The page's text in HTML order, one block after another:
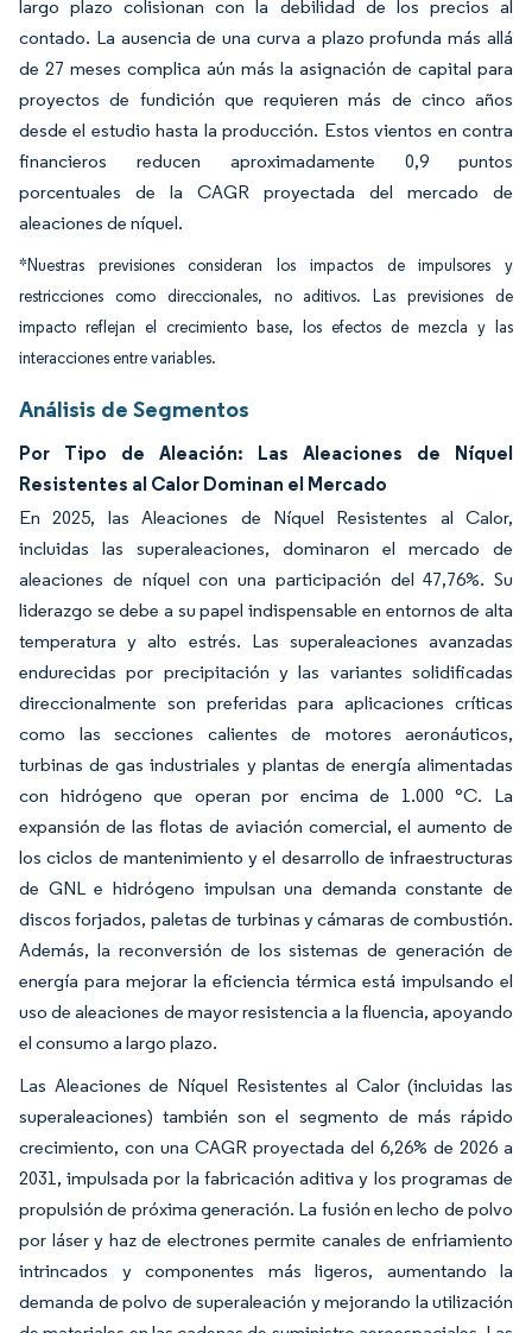
largo plazo colisionan con la debilidad de los precios al
contado. La ausencia de una curva a plazo profunda más allá
de 27 meses complica aún más la asignación de capital para
proyectos de fundición que requieren más de cinco años
desde el estudio hasta la producción. Estos vientos en contra
financieros reducen aproximadamente 0,9 puntos
porcentuales de la CAGR proyectada del mercado de
aleaciones de níquel.
*Nuestras previsiones consideran los impactos de impulsores y
restricciones como direccionales, no aditivos. Las previsiones de
impacto reflejan el crecimiento base, los efectos de mezcla y las
interacciones entre variables.
Análisis de Segmentos
Por Tipo de Aleación: Las Aleaciones de Níquel
Resistentes al Calor Dominan el Mercado
En 2025, las Aleaciones de Níquel Resistentes al Calor,
incluidas las superaleaciones, dominaron el mercado de
aleaciones de níquel con una participación del 47,76%. Su
liderazgo se debe a su papel indispensable en entornos de alta
temperatura y alto estrés. Las superaleaciones avanzadas
endurecidas por precipitación y las variantes solidificadas
direccionalmente son preferidas para aplicaciones críticas
como las secciones calientes de motores aeronáuticos,
turbinas de gas industriales y plantas de energía alimentadas
con hidrógeno que operan por encima de 1.000 °C. La
expansión de las flotas de aviación comercial, el aumento de
los ciclos de mantenimiento y el desarrollo de infraestructuras
de GNL e hidrógeno impulsan una demanda constante de
discos forjados, paletas de turbinas y cámaras de combustión.
Además, la reconversión de los sistemas de generación de
energía para mejorar la eficiencia térmica está impulsando el
uso de aleaciones de mayor resistencia a la fluencia, apoyando
el consumo a largo plazo.
Las Aleaciones de Níquel Resistentes al Calor (incluidas las
superaleaciones) también son el segmento de más rápido
crecimiento, con una CAGR proyectada del 6,26% de 2026 a
2031, impulsada por la fabricación aditiva y los programas de
propulsión de próxima generación. La fusión en lecho de polvo
por láser y haz de electrones permite canales de enfriamiento
intrincados y componentes más ligeros, aumentando la
demanda de polvo de superaleación y mejorando la utilización